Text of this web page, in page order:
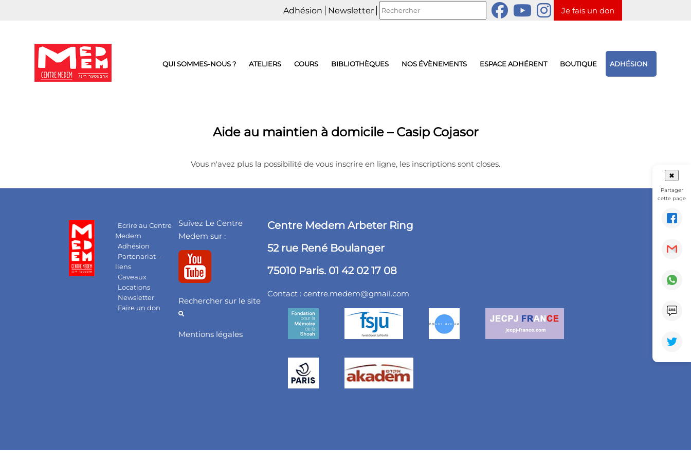
Adhésion Newsletter Je fais un don
QUI SOMMES-NOUS ? ATELIERS COURS BIBLIOTHÈQUES NOS ÉVÈNEMENTS ESPACE ADHÉRENT BOUTIQUE ADHÉSION
Aide au maintien à domicile – Casip Cojasor
Vous n'avez plus la possibilité de vous inscrire en ligne, les inscriptions sont closes.
Ecrire au Centre
Medem
Adhésion
Partenariat –
liens
Caveaux
Locations
Newsletter
Faire un don
Suivez Le Centre
Medem sur :
Rechercher sur le site
Mentions légales
Centre Medem Arbeter Ring
52 rue René Boulanger
75010 Paris. 01 42 02 17 08
Contact :centre.medem@gmail.com
✖
Partager
cette page